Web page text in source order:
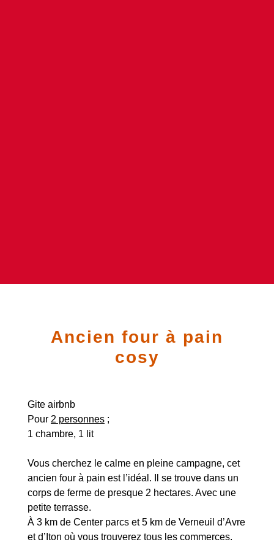
Ancien four à pain
cosy
Gite airbnb
Pour 2 personnes ;
1 chambre, 1 lit
Vous cherchez le calme en pleine campagne, cet
ancien four à pain est l’idéal. Il se trouve dans un
corps de ferme de presque 2 hectares. Avec une
petite terrasse.
À 3 km de Center parcs et 5 km de Verneuil d’Avre
et d’Iton où vous trouverez tous les commerces.